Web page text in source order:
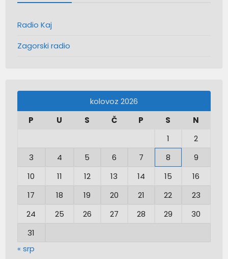
Radio Kaj
Zagorski radio
kolovoz 2026
P
U S Č P S
N
1
2
3
4 5 6 7 8
9
10
11 12 13 14 15
16
17
18 19 20 21 22
23
24
25 26 27 28 29
30
31
« srp